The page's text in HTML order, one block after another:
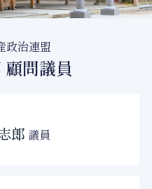
政治連盟
問議員
郎 議員